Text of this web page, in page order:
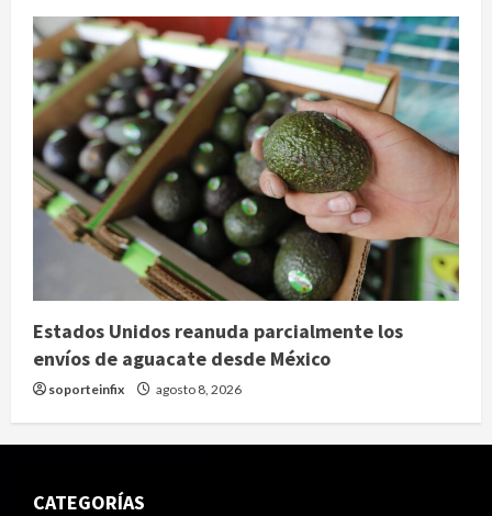
Estados Unidos reanuda parcialmente los
envíos de aguacate desde México
soporteinfix agosto 8, 2026
CATEGORÍAS